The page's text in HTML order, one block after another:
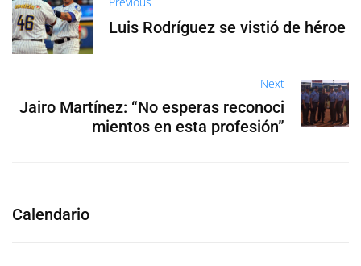
Luis Rodríguez se vistió de héroe
Next
Jairo Martínez: “No esperas reconoci
mientos en esta profesión”
Calendario